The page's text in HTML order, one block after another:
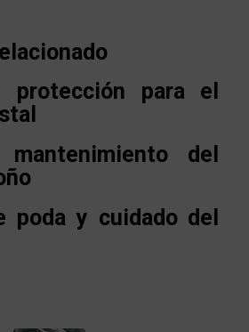
protección para el
del
poda y cuidado del